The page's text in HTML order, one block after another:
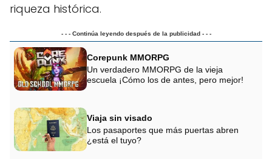
riqueza histórica.
- - - Continúa leyendo después de la publicidad - - -
Corepunk MMORPG
Un verdadero MMORPG de la vieja
escuela ¡Cómo los de antes, pero mejor!
Viaja sin visado
Los pasaportes que más puertas abren
¿está el tuyo?